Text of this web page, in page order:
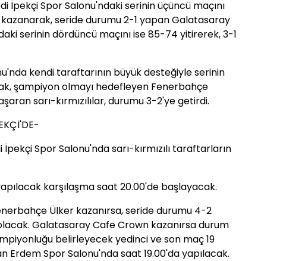
İpekçi Spor Salonu'ndaki serinin üçüncü maçını
seride durumu 2-1 yapan Galatasaray
serinin dördüncü maçını ise 85-74 yitirerek, 3-1
kendi taraftarının büyük desteğiyle serinin
şampiyon olmayı hedefleyen Fenerbahçe
sarı-kırmızılılar, durumu 3-2'ye getirdi.
İpekçi Spor Salonu'nda sarı-kırmızılı taraftarların
karşılaşma saat 20.00'de başlayacak.
Ülker kazanırsa, seride durumu 4-2
Galatasaray Cafe Crown kazanırsa durum
belirleyecek yedinci ve son maç 19
Erdem Spor Salonu'nda saat 19.00'da yapılacak.